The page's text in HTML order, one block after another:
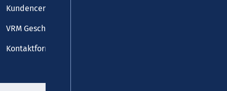
Kundencenter
VRM Geschäftsstelle
Kontaktformular